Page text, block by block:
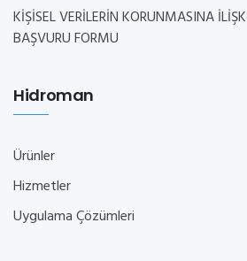
KİŞİSEL VERİLERİN KORUNMASINA
BAŞVURU FORMU
Hidroman
Ürünler
Hizmetler
Uygulama Çözümleri